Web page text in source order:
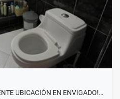
UBICACIÓN EN ENVIGADO!…